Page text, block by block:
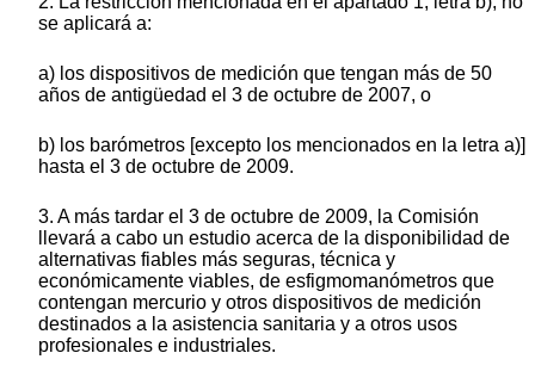
se aplicará a:
a) los dispositivos de medición que tengan más de 50
años de antigüedad el 3 de octubre de 2007, o
b) los barómetros [excepto los mencionados en la letra a)]
hasta el 3 de octubre de 2009.
3. A más tardar el 3 de octubre de 2009, la Comisión
llevará a cabo un estudio acerca de la disponibilidad de
alternativas fiables más seguras, técnica y
económicamente viables, de esfigmomanómetros que
contengan mercurio y otros dispositivos de medición
destinados a la asistencia sanitaria y a otros usos
profesionales e industriales.